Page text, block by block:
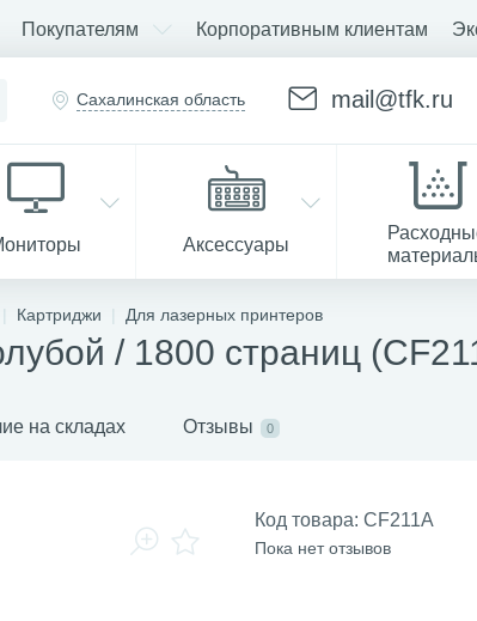
Покупателям Корпоративным клиентам
Сахалинская область mail@tfk.ru
Аксессуары
Запчасти
Картриджи Для лазерных принтеров
/ 1800 страниц
на складах Отзывы 0
Код товара: CF211A
Пока нет отзывов